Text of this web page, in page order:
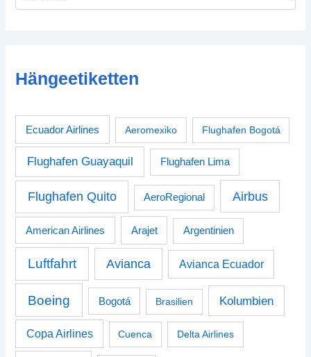
Hängeetiketten
Ecuador Airlines Aeromexiko Flughafen Bogotá
Flughafen Guayaquil Flughafen Lima
Flughafen Quito AeroRegional Airbus
American Airlines Arajet Argentinien
Luftfahrt Avianca Avianca Ecuador
Boeing Bogotá Brasilien Kolumbien
Copa Airlines Cuenca Delta Airlines